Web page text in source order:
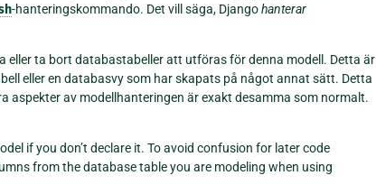
-hanteringskommando. Det vill säga, Djangohanterar
eller ta bort databastabeller att utföras för denna modell. Detta är
eller en databasvy som har skapats på något annat sätt. Detta
aspekter av modellhanteringen är exakt desamma som normalt.
if you don’t declare it. To avoid confusion for later code
from the database table you are modeling when using